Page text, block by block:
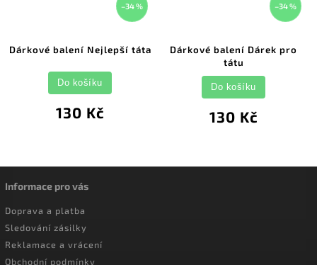
–34 %
Dárkové balení Nejlepší táta
130 Kč
Do košíku
–34 %
Dárkové balení Dárek pro
tátu
130 Kč
Do košíku
Informace pro vás
Doprava a platba
Sledování zásilky
Reklamace a vrácení
Obchodní podmínky